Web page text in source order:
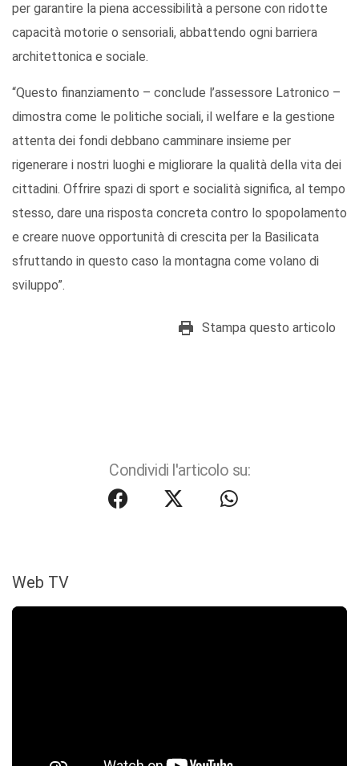
per garantire la piena accessibilità a persone con ridotte
capacità motorie o sensoriali, abbattendo ogni barriera
architettonica e sociale.
“Questo finanziamento – conclude l’assessore Latronico –
dimostra come le politiche sociali, il welfare e la gestione
attenta dei fondi debbano camminare insieme per
rigenerare i nostri luoghi e migliorare la qualità della vita dei
cittadini. Offrire spazi di sport e socialità significa, al tempo
stesso, dare una risposta concreta contro lo spopolamento
e creare nuove opportunità di crescita per la Basilicata
sfruttando in questo caso la montagna come volano di
sviluppo”.
Stampa questo articolo
Condividi l'articolo su:
Web TV